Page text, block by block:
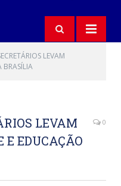
LEVAM
BRASÍLIA
LEVAM
E EDUCAÇÃO
0